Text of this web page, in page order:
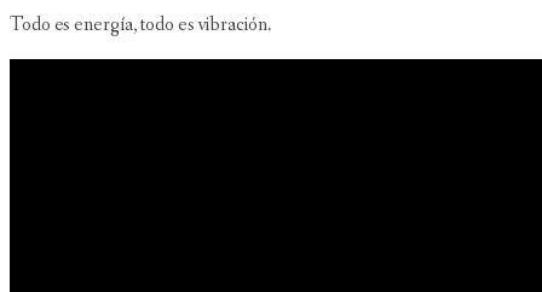
Todo es energía, todo es vibración.